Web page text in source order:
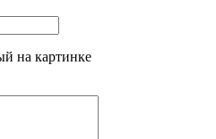
на картинке